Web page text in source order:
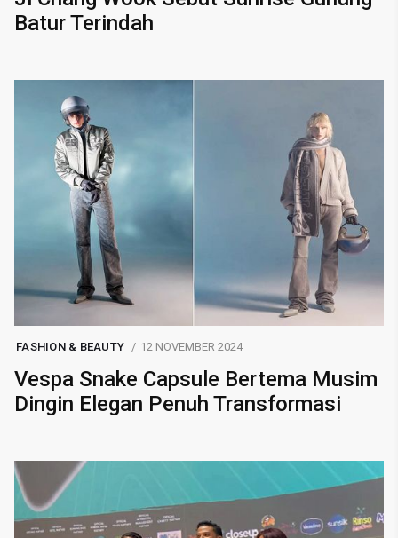
Batur Terindah
FASHION & BEAUTY 12 NOVEMBER 2024
Vespa Snake Capsule Bertema Musim
Dingin Elegan Penuh Transformasi